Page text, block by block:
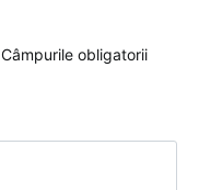
Câmpurile obligatorii